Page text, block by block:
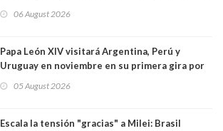
06 August 2026
Papa León XIV visitará Argentina, Perú y
Uruguay en noviembre en su primera gira por
05 August 2026
Escala la tensión "gracias" a Milei: Brasil